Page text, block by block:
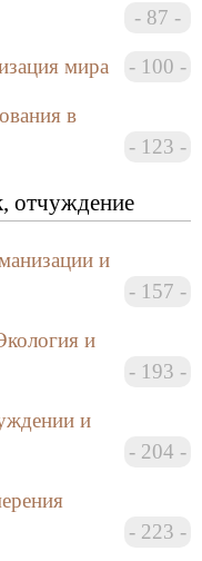
и, поскольку
между
25 октября 2001
САКИНФОРМИ
«Отчуждение
мира» под
знаковым
длительного
87
мира 100
в
123
отчуждение
и
157
и
193
и
204
223